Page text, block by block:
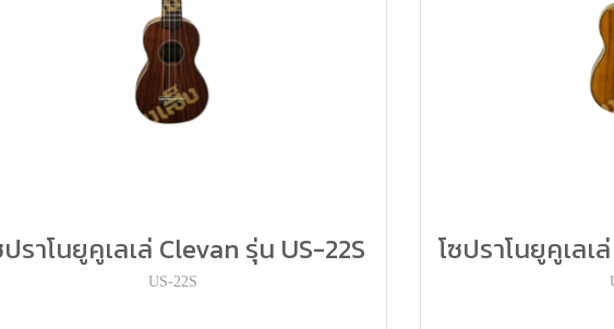
ปราโนยูคูเลเล่ Clevan รุ่น US-22S
US-22S
โซปราโนยูคูเล